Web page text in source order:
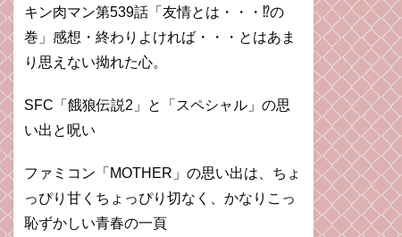
キン肉マン第539話「友情とは・・・⁉︎の
巻」感想・終わりよければ・・・とはあま
り思えない拗れた心。
SFC「餓狼伝説2」と「スペシャル」の思
い出と呪い
ファミコン「MOTHER」の思い出は、ちょ
っぴり甘くちょっぴり切なく、かなりこっ
恥ずかしい青春の一頁